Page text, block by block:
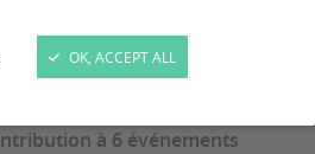
OK, ACCEPT ALL
de l'AAP Organisation de
à 6 événements